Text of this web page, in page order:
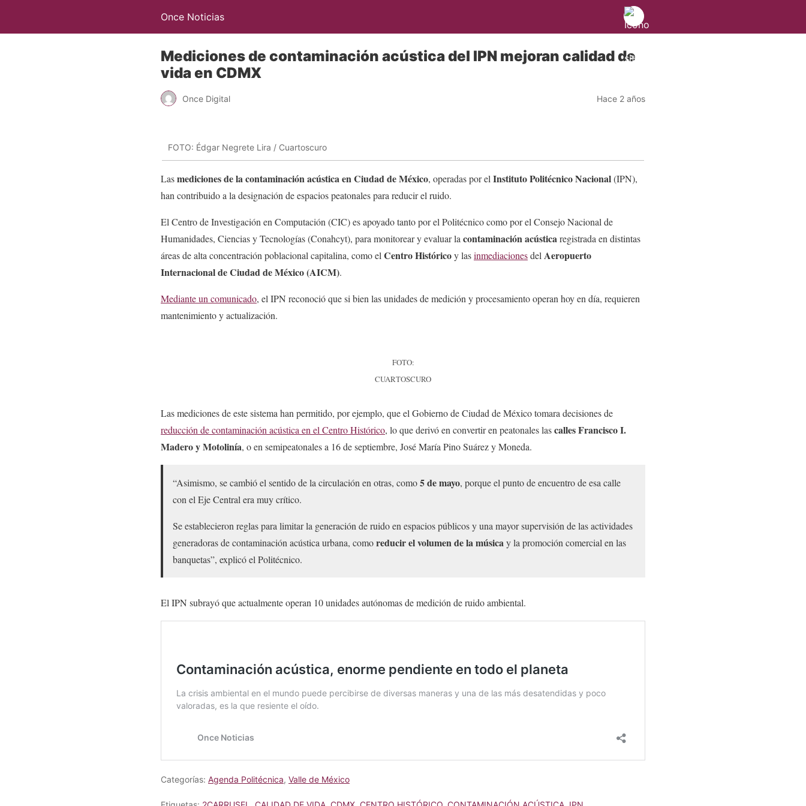
Once Noticias
Mediciones de contaminación acústica del IPN mejoran calidad de
vida en CDMX
Once Digital Hace 2 años
FOTO: Édgar Negrete Lira / Cuartoscuro
Lasmediciones de la contaminación acústica en Ciudad de México, operadas por el Instituto Politécnico Nacional(IPN),
han contribuido a la designación de espacios peatonales para reducir el ruido.
El Centro de Investigación en Computación (CIC) es apoyado tanto por el Politécnico como por el Consejo Nacional de
Humanidades, Ciencias y Tecnologías (Conahcyt), para monitorear y evaluar la contaminación acústicaregistrada en distintas
áreas de alta concentración poblacional capitalina, como el Centro Históricoy lasinmediacionesdel Aeropuerto
Internacional de Ciudad de México (AICM).
Mediante un comunicado, el IPN reconoció que si bien las unidades de medición y procesamiento operan hoy en día, requieren
mantenimiento y actualización.
FOTO:
CUARTOSCURO
Las mediciones de este sistema han permitido, por ejemplo, que el Gobierno de Ciudad de México tomara decisiones de
reducción de contaminación acústica en el Centro Histórico, lo que derivó en convertir en peatonales lascalles Francisco I.
Madero y Motolinía, o en semipeatonales a 16 de septiembre, José María Pino Suárez y Moneda.
“Asimismo, se cambió el sentido de la circulación en otras, como5 de mayo, porque el punto de encuentro de esa calle
con el Eje Central era muy crítico.
Se establecieron reglas para limitar la generación de ruido en espacios públicos y una mayor supervisión de las actividades
generadoras de contaminación acústica urbana, comoreducir el volumen de la músicay la promoción comercial en las
banquetas”, explicó el Politécnico.
El IPN subrayó que actualmente operan 10 unidades autónomas de medición de ruido ambiental.
Categorías: Agenda Politécnica, Valle de México